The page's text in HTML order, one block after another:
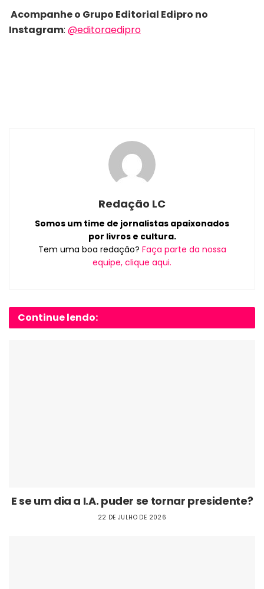
Acompanhe o Grupo Editorial Edipro no
Instagram: @editoraedipro
Redação LC
Somos um time de jornalistas apaixonados
por livros e cultura.
Tem uma boa redação? Faça parte da nossa
equipe, clique aqui.
Continue lendo:
E se um dia a I.A. puder se tornar presidente?
22 DE JULHO DE 2026